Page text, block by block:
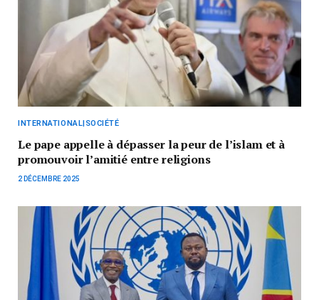
INTERNATIONAL|SOCIÉTÉ
Le pape appelle à dépasser la peur de l’islam et à
promouvoir l’amitié entre religions
2 DÉCEMBRE 2025